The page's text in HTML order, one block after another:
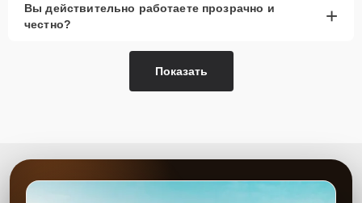
Вы действительно работаете прозрачно и
честно?
+
Показать